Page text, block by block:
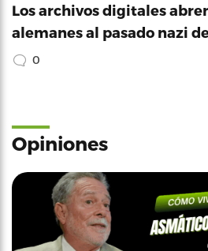
Los archivos digitales
alemanes al pasado nazi
0
Opiniones